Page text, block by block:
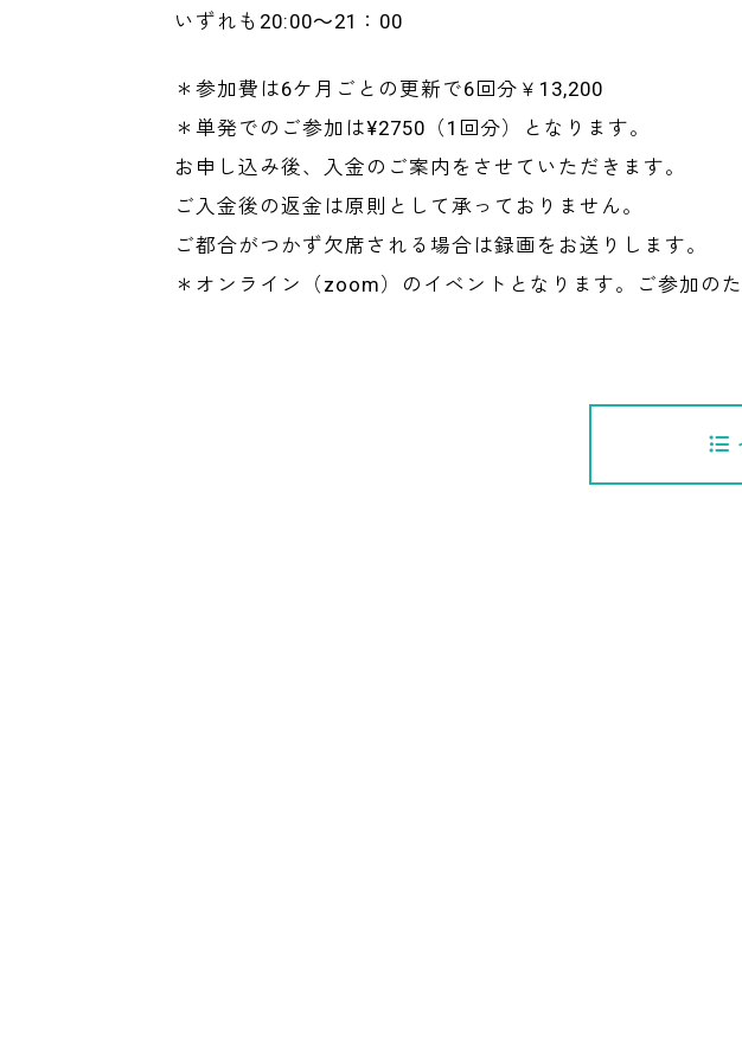
いずれも20:00～21：00
＊参加費は6ケ月ごとの更新で6回分￥13,200
＊単発でのご参加は¥2750（1回分）となります。
お申し込み後、入金のご案内をさせていただきます。
ご入金後の返金は原則として承っておりません。
ご都合がつかず欠席される場合は録画をお送りします。
＊オンライン（zoom）のイベントとなります。ご参加の